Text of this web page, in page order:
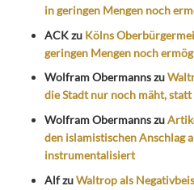
in geringen Mengen noch
ACKzu Kölns
geringen Mengen noch
Wolfram Obermannszu
die Stadt nur noch mäht, statt
Wolfram Obermannszu
den islamistischen Anschlag
instrumentalisiert
AlfzuWaltrop als